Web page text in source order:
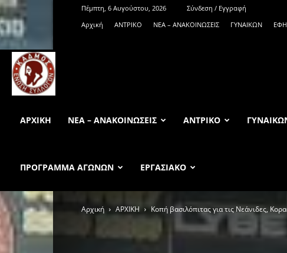
Πέμπτη, 6 Αυγούστου, 2026
Σύνδεση / Εγγραφή
Αρχική
ΑΝTΡΙΚΟ ΝΕΑ – ΑΝΑΚΟΙΝΩΣΕΙΣ ΓΥΝΑΙΚΩΝ
ΑΡΧΙΚΉ ΝΕΑ – ΑΝΑΚΟΙΝΩΣΕΙΣ ΑΝTΡΙΚΟ
ΠΡΟΓΡΑΜΜΑ ΑΓΩΝΩΝ ΕΡΓΑΣΙΑΚΟ
Αρχική ΑΡΧΙΚΗ Κοπή βασιλόπιτας για τις Νεάνιδες,